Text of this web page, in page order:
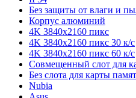
Без защиты от влаги и
Корпус алюминий
4K 3840x2160 пикс
4K 3840x2160 пикс 30 к/с
4K 3840x2160 пикс 60 к/с
Совмещенный слот для
Без слота для карты
Nubia